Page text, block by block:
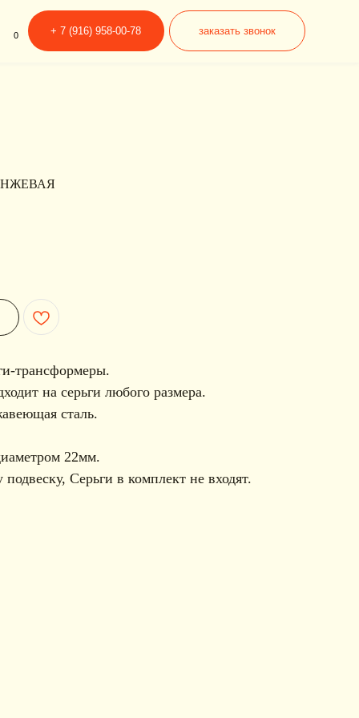
заказать звонок
958-00-78
трансформеры.
на серьги любого размера.
сталь.
22мм.
Серьги в комплект не входят.